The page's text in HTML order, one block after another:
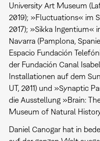
University Art Museum
2019); »Fluctuations« im
2017); »Sikka Ingentium«
Navarra (Pamplona,
Espacio Fundación
der Fundación Canal
Installationen auf dem
UT, 2011) und »Synaptic
die Ausstellung »Brain:
Museum of Natural
Daniel Canogar hat in